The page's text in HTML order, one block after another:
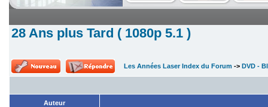
28 Ans plus Tard ( 1080p 5.1 )
Les Années Laser Index du Forum -> DVD -
Auteur